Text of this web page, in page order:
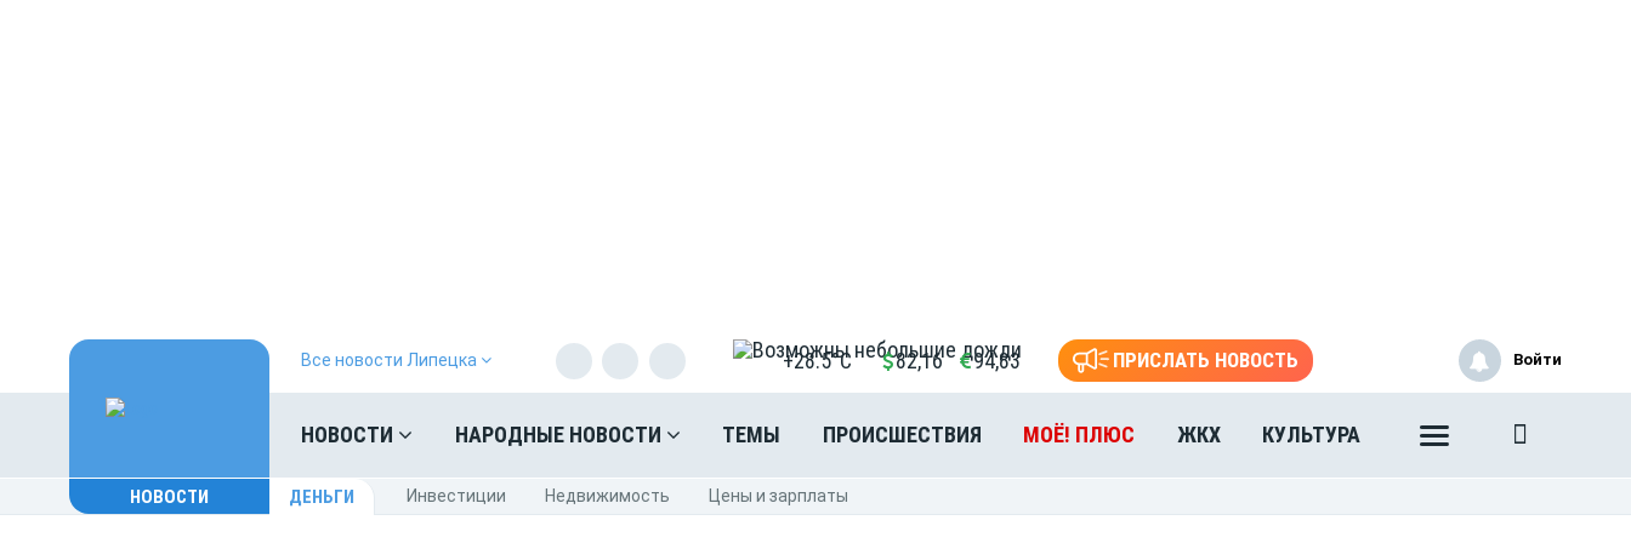
Все новости Липецка +28.5°C 82,16 94,83 ПРИСЛАТЬ НОВОСТЬ
НОВОСТИ НАРОДНЫЕ НОВОСТИ ТЕМЫ ПРОИСШЕСТВИЯ МОЁ! ПЛЮС ЖКХ КУЛЬТУРА
Войти
НОВОСТИ ДЕНЬГИ Инвестиции Недвижимость Цены и зарплаты